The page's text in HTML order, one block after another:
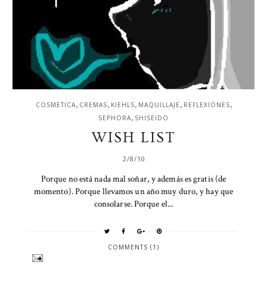
COSMETICA, CREMAS, KIEHLS, MAQUILLAJE , REFLEXIONES,
SEPHORA, SHISEIDO
WISH LIST
2/8/10
Porque no está nada mal soñar, y además es gratis (de
momento). Porque llevamos un año muy duro, y hay que
consolarse. Porque el...
COMMENTS (1)